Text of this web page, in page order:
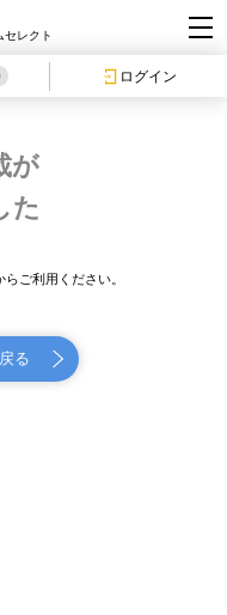
セレクト
ログイン
が
た
ご利用ください。
る